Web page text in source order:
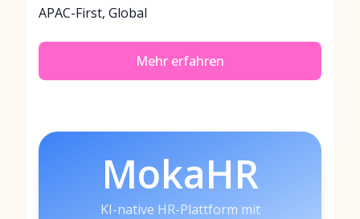
APAC-First, Global
Mehr erfahren
MokaHR
KI-native HR-Plattform mit